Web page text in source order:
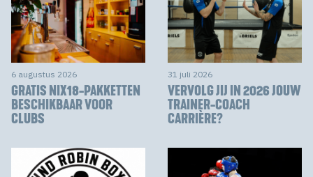
6 augustus 2026
GRATIS NIX18-PAKKETTEN
BESCHIKBAAR VOOR
CLUBS
31 juli 2026
VERVOLG JIJ IN 2026 JOUW
TRAINER-COACH
CARRIÈRE?